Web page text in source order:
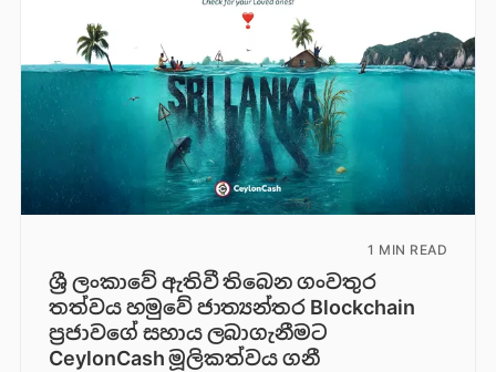
1 MIN READ
ශ්‍රී ලංකාවේ ඇතිවී තිබෙන ගංවතුර
තත්වය හමුවේ ජාත්‍යන්තර Blockchain
ප්‍රජාවගේ සහාය ලබාගැනීමට
CeylonCash මූලිකත්වය ග​නී